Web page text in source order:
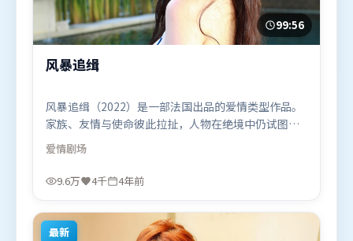
99:56
风暴追缉
风暴追缉（2022）是一部法国出品的爱情类型作品。
家族、友情与使命彼此拉扯，人物在绝境中仍试图守
住心中微光。叙事线索多线并进，最终在关键节点收
束。由让-皮埃尔·热内执导，刘亦菲、孙艺珍、朱一
龙，艾米莉·布朗特等联袂出演。影片于2022年3月
材的观众观看。
爱情剧场
9.6万 4千 4年前
最新